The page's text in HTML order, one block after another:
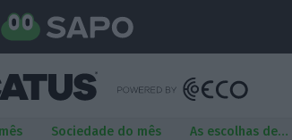
Sociedade do mês As escolhas de…